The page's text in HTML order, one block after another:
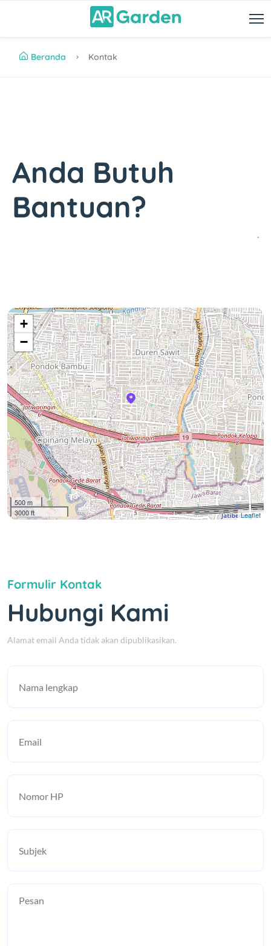
Beranda Kontak
Anda Butuh
Bantuan?
.
+
−
500 m
3000 ft
Leaflet
Formulir Kontak
Hubungi Kami
Alamat email Anda tidak akan dipublikasikan.